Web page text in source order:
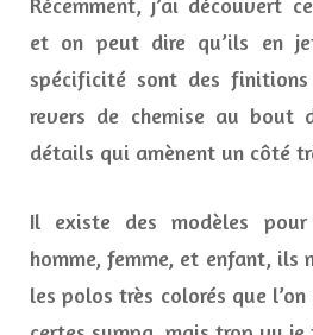
et on peut dire qu’ils en
spécificité sont des
revers de chemise au bout
détails qui amènent un côté
Il existe des modèles
homme, femme, et enfant, ils
les polos très colorés que